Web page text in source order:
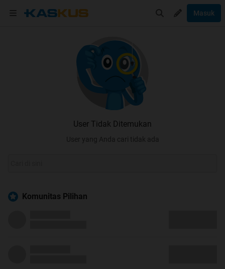
Masuk
User Tidak Ditemukan
User yang Anda cari tidak ada
Komunitas Pilihan